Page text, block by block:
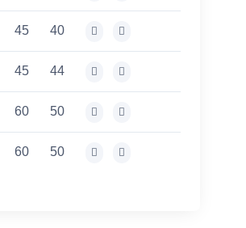
45 40
45 44
60 50
60 50